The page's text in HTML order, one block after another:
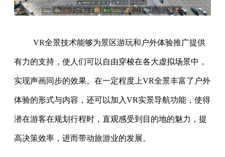
VR全景技术能够为景区游玩和户外体验推广提供
有力的支持，使人们可以自由穿梭在各大虚拟场景中，
实现声画同步的效果。在一定程度上VR全景丰富了户外
体验的形式与内容，还可以加入VR实景导航功能，使得
潜在游客在规划行程时，直观感受到目的地的魅力，提
高决策效率，进而带动旅游业的发展。